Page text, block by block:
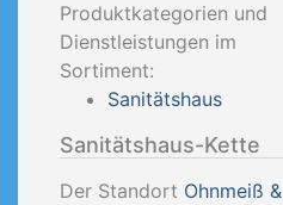
Produktkategorien und
Dienstleistungen im
Sortiment:
Sanitätshaus
Sanitätshaus-Kette
Der Standort Ohnmeiß &